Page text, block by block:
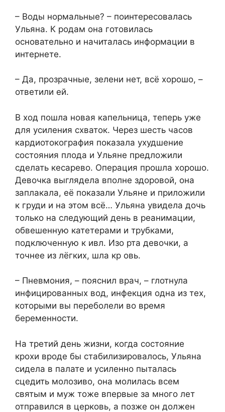
– Воды нормальные? – поинтересовалась
Ульяна. К родам она готовилась
основательно и начиталась информации в
интернете.
– Да, прозрачные, зелени нет, всё хорошо, –
ответили ей.
В ход пошла новая капельница, теперь уже
для усиления схваток. Через шесть часов
кардиотокография показала ухудшение
состояния плода и Ульяне предложили
сделать кесарево. Операция прошла хорошо.
Девочка выглядела вполне здоровой, она
заплакала, её показали Ульяне и приложили
к груди и на этом всё… Ульяна увидела дочь
только на следующий день в реанимации,
обвешенную катетерами и трубками,
подключенную к ивл. Изо рта девочки, а
точнее из лёгких, шла кр овь.
– Пневмония, – пояснил врач, – глотнула
инфицированных вод, инфекция одна из тех,
которыми вы переболели во время
беременности.
На третий день жизни, когда состояние
крохи вроде бы стабилизировалось, Ульяна
сидела в палате и усиленно пыталась
сцедить молозиво, она молилась всем
святым и муж тоже впервые за много лет
отправился в церковь, а позже он должен